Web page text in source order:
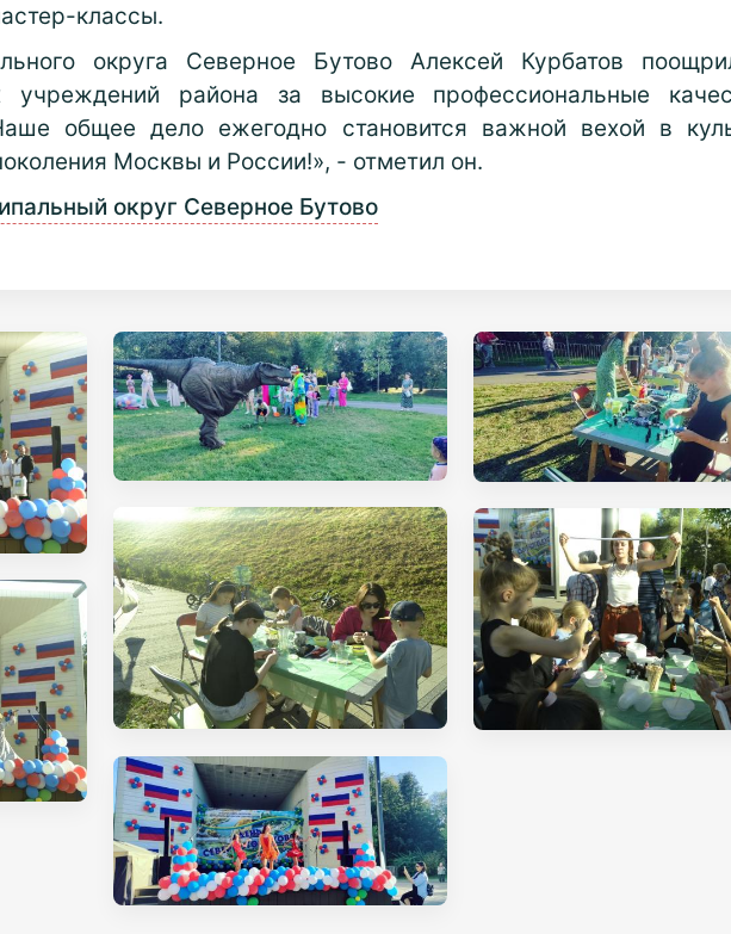
классы.
округа Северное Бутово Алексей Курбатов
учреждений района за высокие профессиональные
общее дело ежегодно становится важной вехой в
Москвы и России!», - отметил он.
округ Северное Бутово